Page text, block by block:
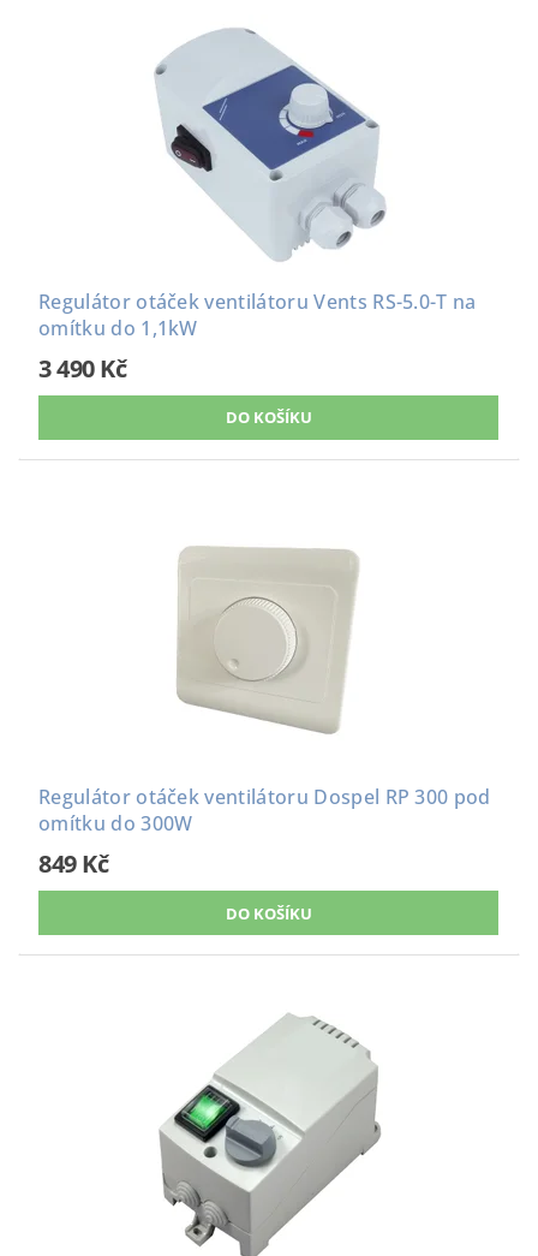
Regulátor otáček ventilátoru Vents RS-5.0-T na
omítku do 1,1kW
3 490 Kč
Regulátor otáček ventilátoru Dospel RP 300 pod
omítku do 300W
849 Kč